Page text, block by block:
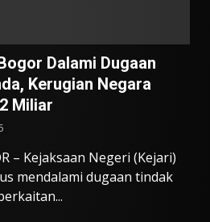
Dalami Dugaan
Kerugian Negara
Miliar
– Kejaksaan Negeri (Kejari)
mendalami dugaan tindak